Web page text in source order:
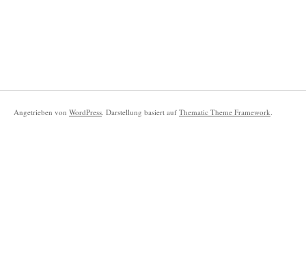
Angetrieben von WordPress . Darstellung basiert auf Thematic Theme Framework